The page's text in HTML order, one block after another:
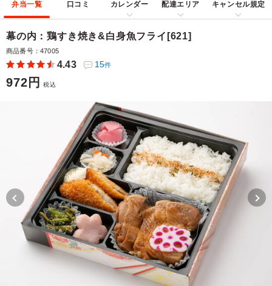
弁当一覧 口コミ カレンダー 配達エリア キャンセル規定
幕の内：鶏すき焼き&白身魚フライ[621]
商品番号：47005
4.43 15件
972円 税込